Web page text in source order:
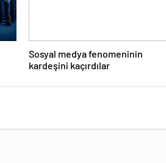
Sosyal medya fenomeninin
kardeşini kaçırdılar